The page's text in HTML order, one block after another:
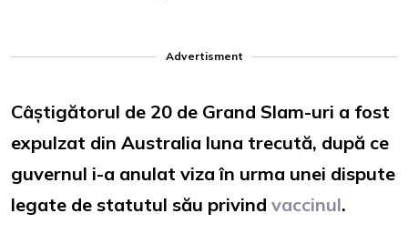
Advertisment
Câștigătorul de 20 de Grand Slam-uri a fost
expulzat din Australia luna trecută, după ce
guvernul i-a anulat viza în urma unei dispute
legate de statutul său privind vaccinul.